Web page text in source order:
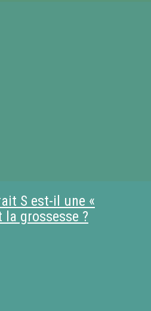
S est-il une «
la grossesse ?